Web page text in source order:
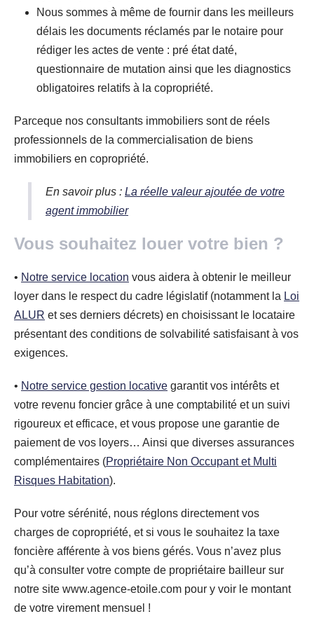
Nous sommes à même de fournir dans les meilleurs
délais les documents réclamés par le notaire pour
rédiger les actes de vente : pré état daté,
questionnaire de mutation ainsi que les diagnostics
obligatoires relatifs à la copropriété.
Parceque nos consultants immobiliers sont de réels
professionnels de la commercialisation de biens
immobiliers en copropriété.
En savoir plus : La réelle valeur ajoutée de votre
agent immobilier
Vous souhaitez louer votre bien ?
• Notre service location vous aidera à obtenir le meilleur
loyer dans le respect du cadre législatif (notamment la Loi
ALUR et ses derniers décrets) en choisissant le locataire
présentant des conditions de solvabilité satisfaisant à vos
exigences.
• Notre service gestion locative garantit vos intérêts et
votre revenu foncier grâce à une comptabilité et un suivi
rigoureux et efficace, et vous propose une garantie de
paiement de vos loyers… Ainsi que diverses assurances
complémentaires (Propriétaire Non Occupant et Multi
Risques Habitation).
Pour votre sérénité, nous réglons directement vos
charges de copropriété, et si vous le souhaitez la taxe
foncière afférente à vos biens gérés. Vous n’avez plus
qu’à consulter votre compte de propriétaire bailleur sur
notre site www.agence-etoile.com pour y voir le montant
de votre virement mensuel !